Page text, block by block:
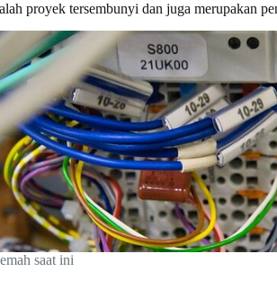
proyek tersembunyi dan juga merupakan
saat ini